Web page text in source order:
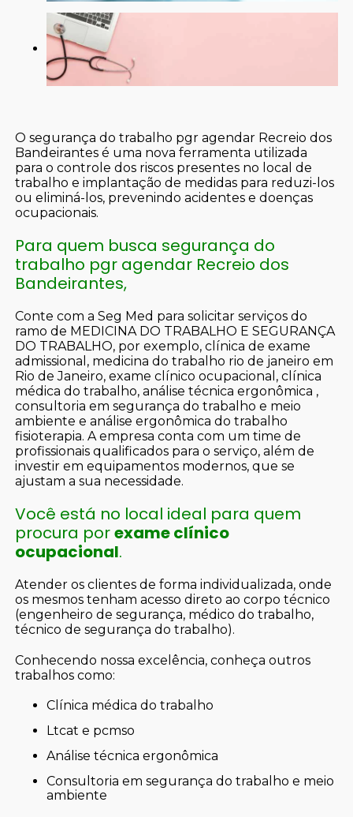
O segurança do trabalho pgr agendar Recreio dos
Bandeirantes é uma nova ferramenta utilizada
para o controle dos riscos presentes no local de
trabalho e implantação de medidas para reduzi-los
ou eliminá-los, prevenindo acidentes e doenças
ocupacionais.
Para quem busca segurança do
trabalho pgr agendar Recreio dos
Bandeirantes,
Conte com a Seg Med para solicitar serviços do
ramo de MEDICINA DO TRABALHO E SEGURANÇA
DO TRABALHO, por exemplo, clínica de exame
admissional, medicina do trabalho rio de janeiro em
Rio de Janeiro, exame clínico ocupacional, clínica
médica do trabalho, análise técnica ergonômica ,
consultoria em segurança do trabalho e meio
ambiente e análise ergonômica do trabalho
fisioterapia. A empresa conta com um time de
profissionais qualificados para o serviço, além de
investir em equipamentos modernos, que se
ajustam a sua necessidade.
Você está no local ideal para quem
procura porexame clínico
ocupacional.
Atender os clientes de forma individualizada, onde
os mesmos tenham acesso direto ao corpo técnico
(engenheiro de segurança, médico do trabalho,
técnico de segurança do trabalho).
Conhecendo nossa excelência, conheça outros
trabalhos como:
clínica médica do trabalho
ltcat e pcmso
análise técnica ergonômica
consultoria em segurança do trabalho e meio
ambiente